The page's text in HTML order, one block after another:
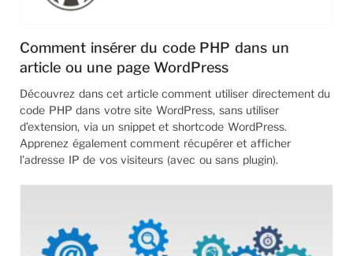
Comment insérer du code PHP dans un
article ou une page WordPress
Découvrez dans cet article comment utiliser directement du
code PHP dans votre site WordPress, sans utiliser
d’extension, via un snippet et shortcode WordPress.
Apprenez également comment récupérer et afficher
l’adresse IP de vos visiteurs (avec ou sans plugin).